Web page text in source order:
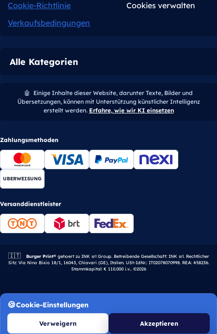
Cookie-Richtlinie
Cookies verwalten
Verkaufsbedingungen
Alle Kategorien
🤖
Einige Inhalte dieser Website, darunter Texte, Bilder und
Übersetzungen, können mit Unterstützung künstlicher Intelligenz
erstellt werden. Erfahre, wie wir KI einsetzen
Zahlungsmethoden
UBERWEISUNG
Versanddienstleister
🇮🇹 Italienisches Unternehmen.
Burger Print®gehoert zu INK srl Group. Betreibende Gesellschaft: INK srl. Rechtlicher
Sitz: Via Nino Bixio 18/1, 16043, Chiavari (GE), Italien. USt-IdNr.: IT02078070998. REA: 458236.
Stammkapital: € 110.000 i.v.. ©2026
Cookie-Einstellungen
Verweigern Akzeptieren